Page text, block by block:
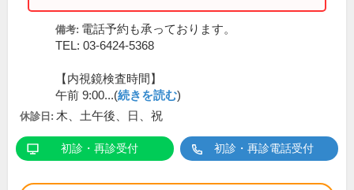
備考: 電話予約も承っております。
TEL: 03-6424-5368
【内視鏡検査時間】
午前 9:00...(続きを読む)
休診日: 木、土午後、日、祝
初診・再診受付 初診・再診電話受付